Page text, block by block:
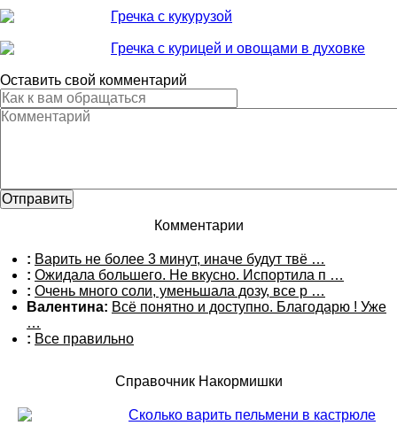
Гречка с кукурузой
Гречка с курицей и овощами в духовке
Оставить свой комментарий
Комментарии
: Варить не более 3 минут, иначе будут твё …
: Ожидала большего. Не вкусно. Испортила п …
: Очень много соли, уменьшала дозу, все р …
Валентина: Всё понятно и доступно. Благодарю ! Уже
…
: Все правильно
Справочник Накормишки
Сколько варить пельмени в кастрюле